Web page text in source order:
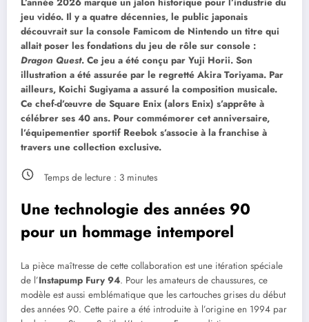
jeu vidéo. Il y a quatre décennies, le public japonais
découvrait sur la console Famicom de Nintendo un titre qui
allait poser les fondations du jeu de rôle sur console :
Dragon Quest. Ce jeu a été conçu par Yuji Horii. Son
illustration a été assurée par le regretté Akira Toriyama. Par
ailleurs, Koichi Sugiyama a assuré la composition musicale.
Ce chef-d’œuvre de Square Enix (alors Enix) s’apprête à
célébrer ses 40 ans. Pour commémorer cet anniversaire,
l’équipementier sportif Reebok s’associe à la franchise à
travers une collection exclusive.
Temps de lecture : 3minutes
Une technologie des années 90
pour un hommage intemporel
La pièce maîtresse de cette collaboration est une itération spéciale
de l’Instapump Fury 94. Pour les amateurs de chaussures, ce
modèle est aussi emblématique que les cartouches grises du début
des années 90. Cette paire a été introduite à l’origine en 1994 par